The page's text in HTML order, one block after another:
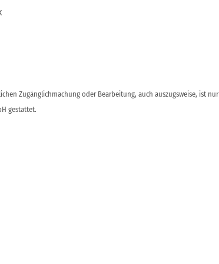
Zugänglichmachung oder Bearbeitung, auch auszugsweise, ist nur
gestattet.